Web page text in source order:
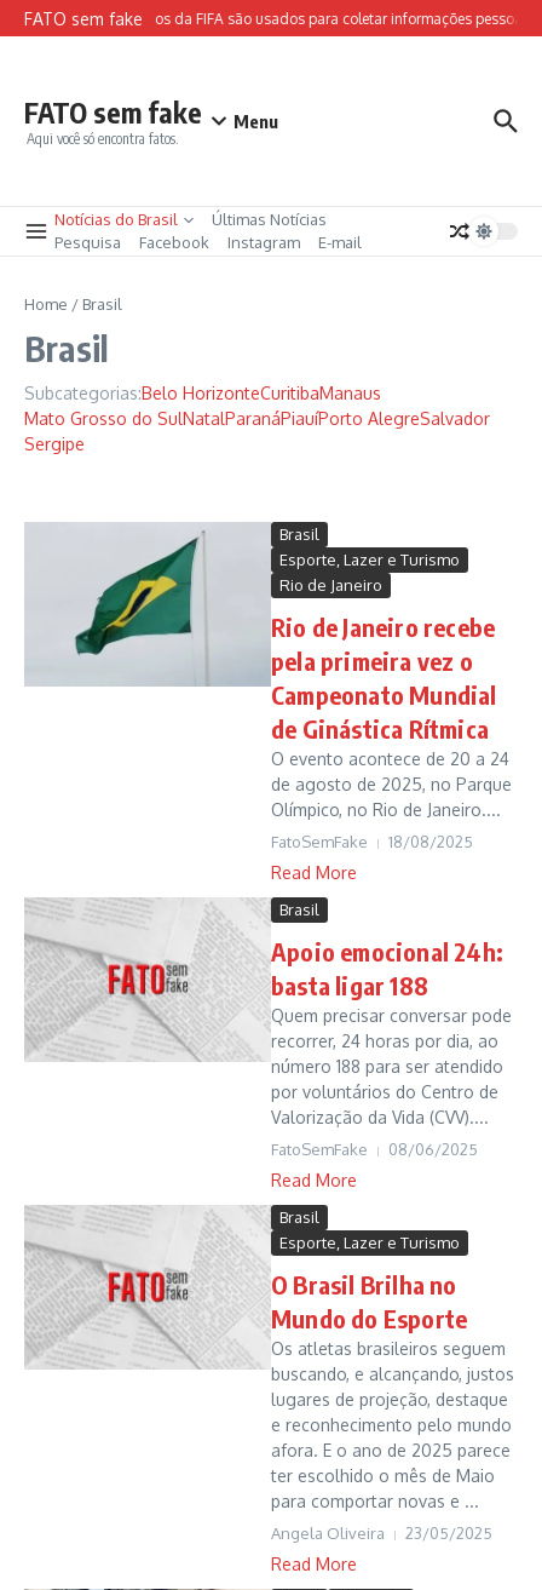
Ir para o conteúdo
FATO sem fakeSites falsos da FIFA são usados para coletar informações pessoais
FATO sem fake
Aqui você só encontra fatos.
Menu
Notícias do Brasil
Últimas Notícias
Pesquisa
Facebook Instagram E-mail
Home / Brasil
Brasil
Subcategorias:Belo HorizonteCuritibaManaus
Mato Grosso do SulNatalParanáPiauíPorto AlegreSalvador
Sergipe
Brasil
Esporte, Lazer e Turismo
Rio de Janeiro
Rio de Janeiro recebe
pela primeira vez o
Campeonato Mundial
de Ginástica Rítmica
O evento acontece de 20 a 24
de agosto de 2025, no Parque
Olímpico, no Rio de Janeiro....
FatoSemFake 18/08/2025
Read More
Brasil
Apoio emocional 24h:
basta ligar 188
Quem precisar conversar pode
recorrer, 24 horas por dia, ao
número 188 para ser atendido
por voluntários do Centro de
Valorização da Vida (CVV)....
FatoSemFake 08/06/2025
Read More
Brasil
Esporte, Lazer e Turismo
O Brasil Brilha no
Mundo do Esporte
Os atletas brasileiros seguem
buscando, e alcançando, justos
lugares de projeção, destaque
e reconhecimento pelo mundo
afora. E o ano de 2025 parece
ter escolhido o mês de Maio
para comportar novas e ...
Angela Oliveira 23/05/2025
Read More